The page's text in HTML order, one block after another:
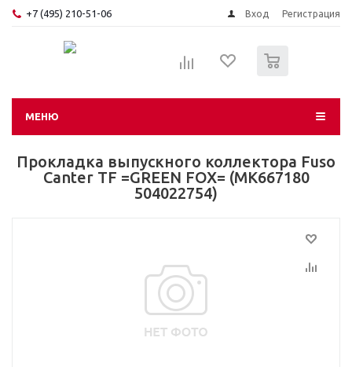
+7 (495) 210-51-06 Вход Регистрация
МЕНЮ
Прокладка выпускного коллектора Fuso
Canter TF =GREEN FOX= (MK667180
504022754)